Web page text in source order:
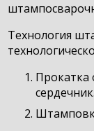
Технология
Прокатка
сердечник.